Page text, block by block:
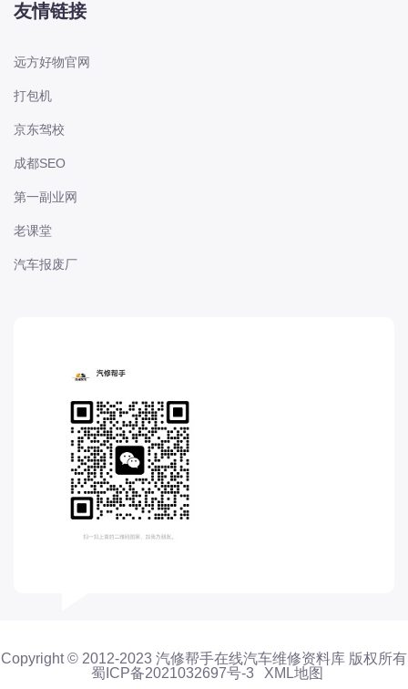
比亚迪
传祺
长丰猎豹
长安-欧尚
长安-睿行
长安-跨越
D
DS
DS
DS-进口
东风景逸
友情链接
远方好物官网
打包机
京东驾校
成都SEO
第一副业网
老课堂
汽车报废厂
Copyright © 2012-2023 汽修帮手在线汽车维修资料库 版权所有
蜀ICP备2021032697号-3
XML地图